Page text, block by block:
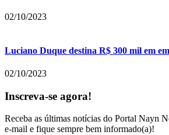
02/10/2023
Luciano Duque destina R$ 300 mil em
02/10/2023
Inscreva-se agora!
Receba as últimas notícias do Portal Nayn
e-mail e fique sempre bem informado(a)!